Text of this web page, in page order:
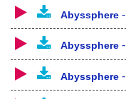
Сквозь ночь, сквозь
Догорающий
И огромный,
Твой образ в
Упиваюсь
Населяют этот мир
Дальше пустота...
И мне кажется
Abyssphere -
Abyssphere -
Abyssphere -